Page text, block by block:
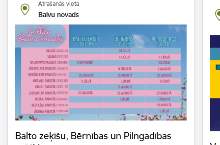
Atrašanās vieta
Balvu novads
Balto zeķīšu, Bērnības un Pilngadības